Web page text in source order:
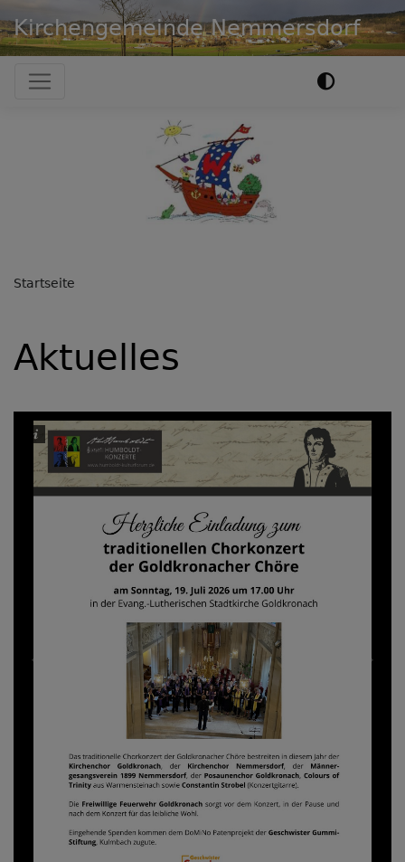
zum
Inhalt
Kirchengemeinde Nemmersdorf
Hauptnavigation
Startseite
Aktuelles